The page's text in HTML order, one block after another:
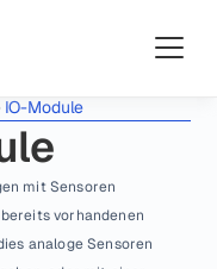
IO-Module
mit Sensoren
vorhandenen
analoge Sensoren